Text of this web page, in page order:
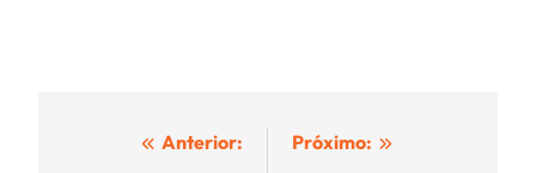
Navegación
Anterior:
Próximo: